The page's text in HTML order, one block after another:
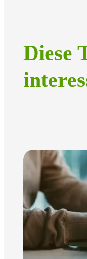
Diese